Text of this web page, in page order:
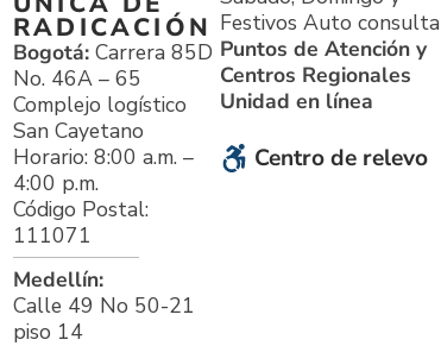
RADICACIÓN
Bogotá: Carrera 85D
No. 46A – 65
Complejo logístico
San Cayetano
Horario: 8:00 a.m. –
4:00 p.m.
Código Postal:
111071
Medellín:
Calle 49 No 50-21
piso 14
Festivos Auto consulta
Puntos de Atención y
Centros Regionales
Unidad en línea
Centro de relevo